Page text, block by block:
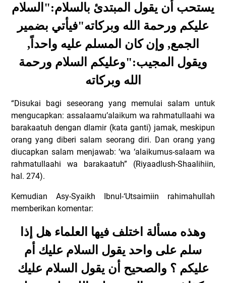
يستحب أن يقول المبتدئ بالسلام:"السلام
عليكم ورحمة الله وبركاته"فيأتي بضمير
الجمع, وإن كان المسلم عليه واحداً,
ويقول المجيب:"وعليكم السلام ورحمة
الله وبركاته
“Disukai bagi seseorang yang memulai salam untuk
mengucapkan: assalaamu’alaikum wa rahmatullaahi wa
barakaatuh dengan dlamir (kata ganti) jamak, meskipun
orang yang diberi salam seorang diri. Dan orang yang
diucapkan salam menjawab: ‘wa ‘alaikumus-salaam wa
rahmatullaahi wa barakaatuh” (Riyaadlush-Shaalihiin,
hal. 274).
Kemudian Asy-Syaikh Ibnul-‘Utsaimiin rahimahullah
memberikan komentar:
وهذه مسألة اختلف فيها العلماء هل إذا
سلم على واحد يقول السلام عليك أم
عليكم ؟ والصحيح أن يقول السلام عليك